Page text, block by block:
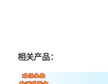
相关产品：